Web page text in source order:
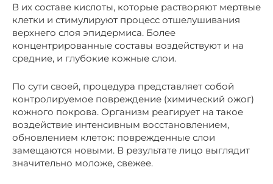
В их составе кислоты, которые растворяют мертвые
клетки и стимулируют процесс отшелушивания
верхнего слоя эпидермиса. Более
концентрированные составы воздействуют и на
средние, и глубокие кожные слои.
По сути своей, процедура представляет собой
контролируемое повреждение (химический ожог)
кожного покрова. Организм реагирует на такое
воздействие интенсивным восстановлением,
обновлением клеток: поврежденные слои
замещаются новыми. В результате лицо выглядит
значительно моложе, свежее.